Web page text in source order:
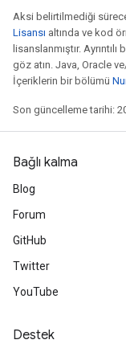
Aksi belirtilmediği
Lisansı altında ve kod
lisanslanmıştır. Ayrıntılı
göz atın. Java, Oracle
İçeriklerin bir bölümü
Son güncelleme tarihi:
Bağlı kalma
Blog
Forum
GitHub
Twitter
YouTube
Destek